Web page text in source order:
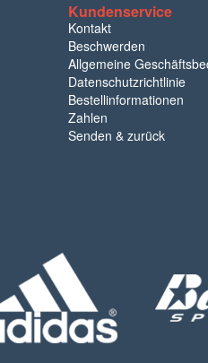
Kundenservice
Kontakt
Beschwerden
Allgemeine
Datenschutzrichtlinie
Bestellinformationen
Zahlen
Senden & zurück